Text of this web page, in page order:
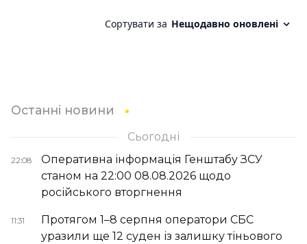
Останні новини
Сьогодні
22:08
Оперативна інформація Генштабу ЗСУ
станом на 22:00 08.08.2026 щодо
російського вторгнення
11:31
Протягом 1–8 серпня оператори СБС
уразили ще 12 суден із залишку тіньового